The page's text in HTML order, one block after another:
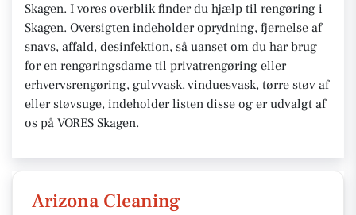
Skagen. I vores overblik finder du hjælp til rengøring i
Skagen. Oversigten indeholder oprydning, fjernelse af
snavs, affald, desinfektion, så uanset om du har brug
for en rengøringsdame til privatrengøring eller
erhvervsrengøring, gulvvask, vinduesvask, tørre støv af
eller støvsuge, indeholder listen disse og er udvalgt af
os på VORES Skagen.
Arizona Cleaning